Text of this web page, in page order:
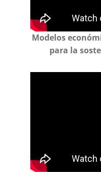
Modelos
para la